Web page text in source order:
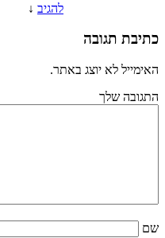
להגיב ↓
כתיבת תגובה
האימייל לא יוצג באתר.
התגובה שלך
שם